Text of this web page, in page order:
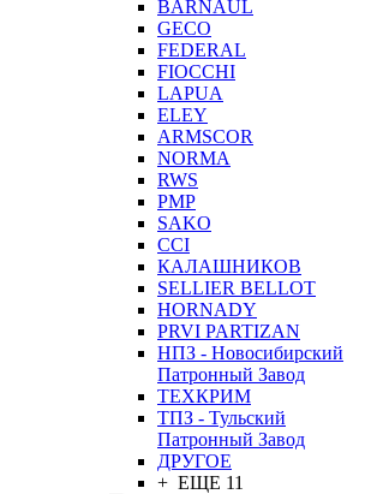
BARNAUL
GEСO
FEDERAL
FIOCCHI
LAPUA
ELEY
ARMSCOR
NORMA
RWS
PMP
SAKO
CCI
КАЛАШНИКОВ
SELLIER BELLOT
HORNADY
PRVI PARTIZAN
НПЗ - Новосибирский
Патронный Завод
ТЕХКРИМ
ТПЗ - Тульский
Патронный Завод
ДРУГОЕ
+ ЕЩЕ 11